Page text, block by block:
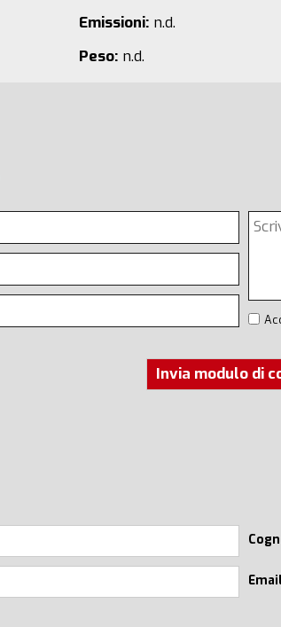
Emissioni:n.d.
Peso:n.d.
Invia modulo di